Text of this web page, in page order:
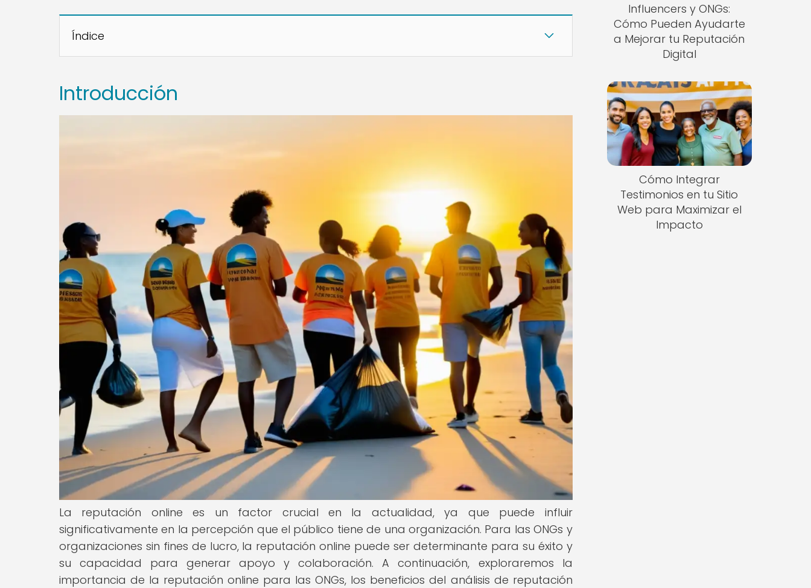
Índice
Introducción
La reputación online es un factor crucial en la actualidad, ya que puede influir
significativamente en la percepción que el público tiene de una organización. Para las ONGs y
organizaciones sin fines de lucro, la reputación online puede ser determinante para su éxito y
su capacidad para generar apoyo y colaboración. A continuación, exploraremos la
importancia de la reputación online para las ONGs, los beneficios del análisis de reputación
Influencers y ONGs:
Cómo Pueden Ayudarte
a Mejorar tu Reputación
Digital
Cómo Integrar
Testimonios en tu Sitio
Web para Maximizar el
Impacto